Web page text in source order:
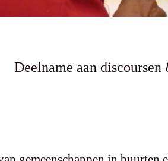
Deelname aan discoursen